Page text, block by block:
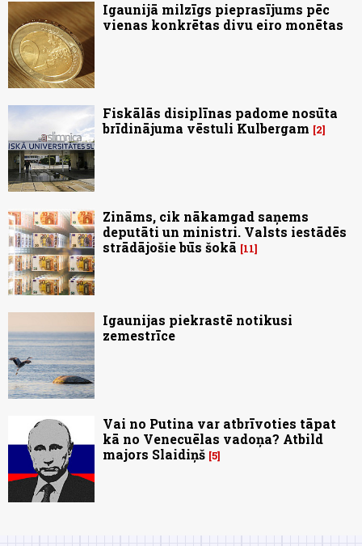
Igaunijā milzīgs pieprasījums pēc
vienas konkrētas divu eiro monētas
Fiskālās disiplīnas padome nosūta
brīdinājuma vēstuli Kulbergam
2
Zināms, cik nākamgad saņems
deputāti un ministri. Valsts iestādēs
strādājošie būs šokā
11
Igaunijas piekrastē notikusi
zemestrīce
Vai no Putina var atbrīvoties tāpat
kā no Venecuēlas vadoņa? Atbild
majors Slaidiņš 5